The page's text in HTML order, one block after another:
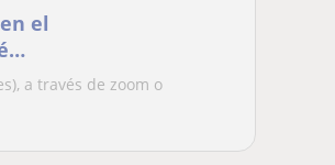
el
a través de zoom o